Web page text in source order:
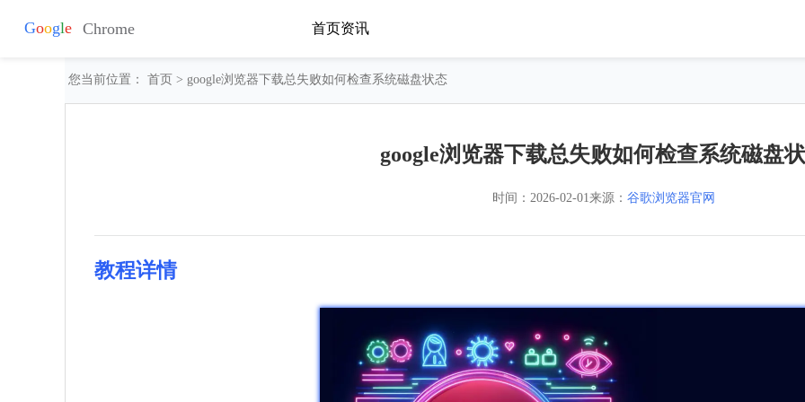
首页资讯
您当前位置： 首页 > google浏览器下载总失败如何检查系统磁盘状态
google浏览器下载总失败如何检查系统磁盘
时间： 2026-02-01来源： 谷歌浏览器官网
教程详情